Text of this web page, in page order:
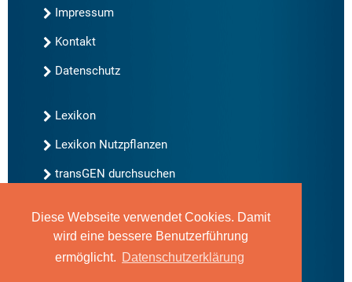
Diese Webseite verwendet Cookies. Damit
wird eine bessere Benutzerführung
ermöglicht. Datenschutzerklärung
Impressum
Kontakt
Datenschutz
Lexikon
Lexikon Nutzpflanzen
transGEN durchsuchen
Neu bei transGEN